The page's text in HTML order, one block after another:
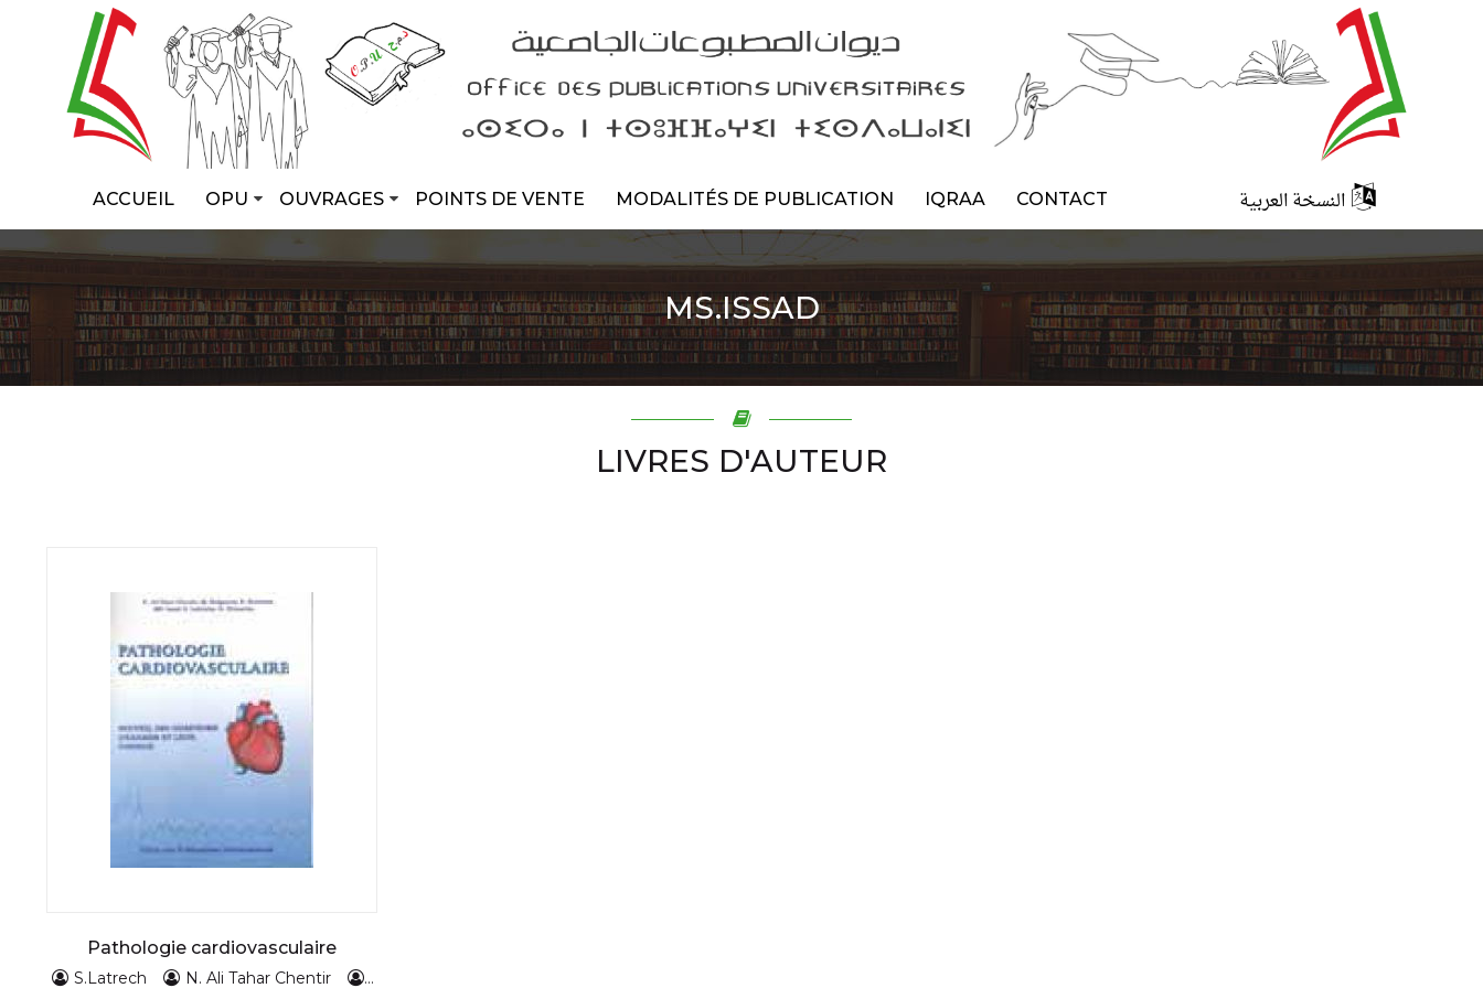
ACCUEIL OPU OUVRAGES POINTS DE VENTE MODALITÉS DE PUBLICATION IQRAA CONTACT النسخة العربية
MS.ISSAD
LIVRES D'AUTEUR
Pathologie cardiovasculaire
S.Latrech N. Ali Tahar Chentir MS.Issad